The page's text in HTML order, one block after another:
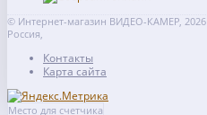
© Интернет-магазин ВИДЕО-КАМЕР, 2026
Россия,
Контакты
Карта сайта
Место для счетчика